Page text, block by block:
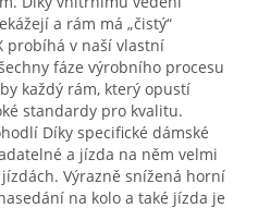
a rám má „čistý“
probíhá v naší vlastní
fáze výrobního procesu
každý rám, který opustí
standardy pro kvalitu.
Díky specifické dámské
a jízda na něm velmi
Výrazně snížená horní
na kolo a také jízda je